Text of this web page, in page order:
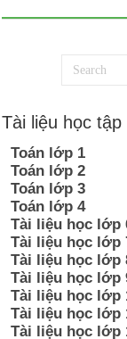
Tài liệu học tập
Toán lớp 1
Toán lớp 2
Toán lớp 3
Toán lớp 4
Tài liệu học lớp
Tài liệu học lớp
Tài liệu học lớp
Tài liệu học lớp
Tài liệu học lớp
Tài liệu học lớp
Tài liệu học lớp